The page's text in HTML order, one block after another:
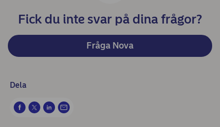
Fick du inte svar på dina frågor?
Fråga Nova
Dela